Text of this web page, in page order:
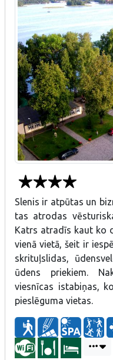
Slenis ir atpūtas un
tas atrodas
Katrs atradīs kaut ko
vienā vietā, šeit ir
skrituļslidas,
ūdens priekiem.
viesnīcas istabiņas,
pieslēguma vietas.